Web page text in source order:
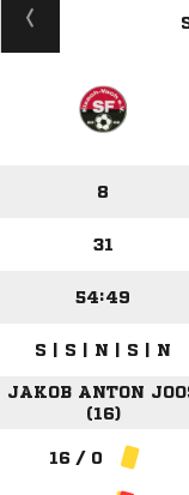
8
31
54:49
S | S | N | S | N
JAKOB ANTON
(16)
16 / 0